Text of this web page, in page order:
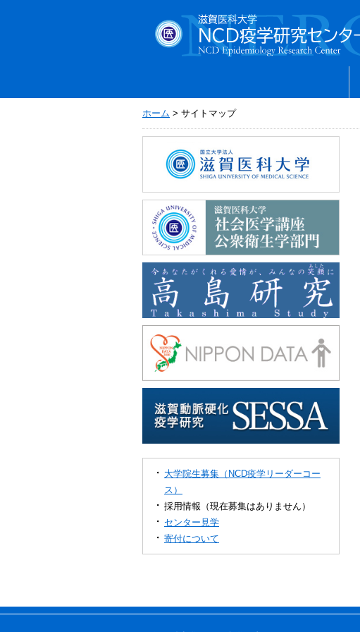
ホーム > サイトマップ
大学院生募集（NCD疫学リーダーコー
ス）
採用情報（現在募集はありません）
センター見学
寄付について